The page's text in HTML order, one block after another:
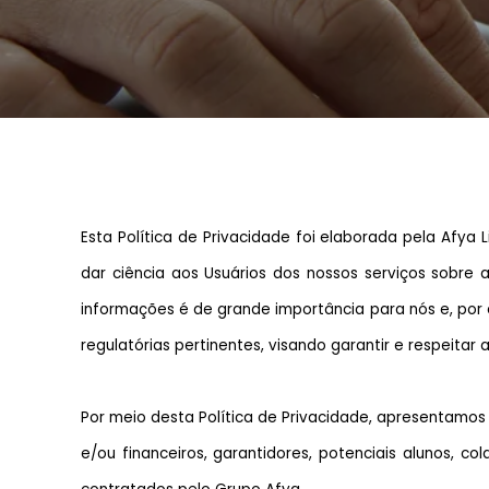
Esta Política de Privacidade foi elaborada pela Afya
dar ciência aos Usuários dos nossos serviços
informações é de grande importância para nós e,
regulatórias pertinentes, visando garantir e respeitar
Por meio desta Política de Privacidade,
e/ou financeiros, garantidores, potenciais alunos,